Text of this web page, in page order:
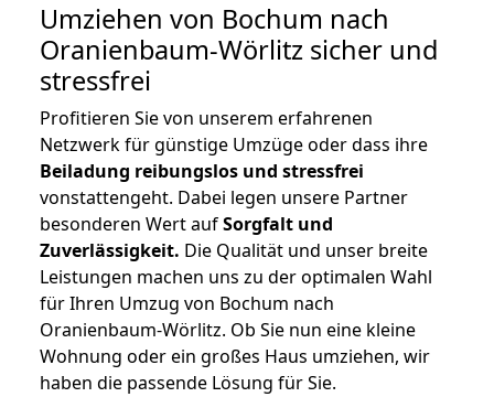
Umziehen von Bochum nach
Oranienbaum-Wörlitz sicher und
stressfrei
Profitieren Sie von unserem erfahrenen
Netzwerk für günstige Umzüge oder dass ihre
Beiladung reibungslos und stressfrei
vonstattengeht. Dabei legen unsere Partner
besonderen Wert aufSorgfalt und
Zuverlässigkeit. Die Qualität und unser breite
Leistungen machen uns zu der optimalen Wahl
für Ihren Umzug von Bochum nach
Oranienbaum-Wörlitz. Ob Sie nun eine kleine
Wohnung oder ein großes Haus umziehen, wir
haben die passende Lösung für Sie.